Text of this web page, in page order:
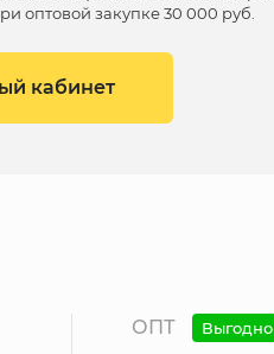
оптовой закупке 30 000 руб.
кабинет
ОПТ Выгодно